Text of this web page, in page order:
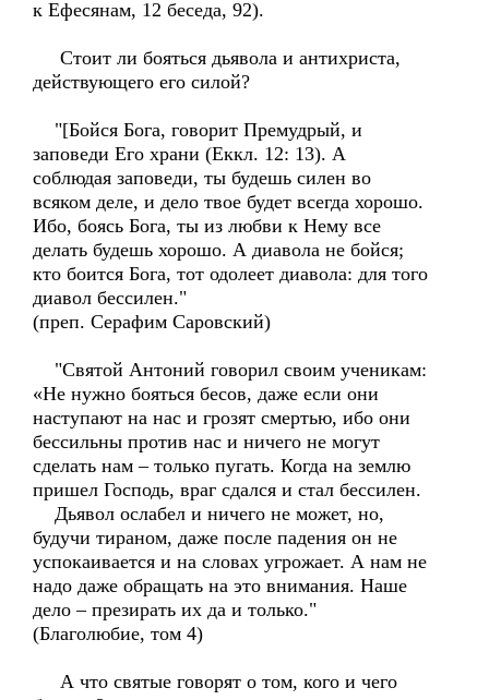
к Ефесянам, 12 беседа, 92).
Стоит ли бояться дьявола и антихриста,
действующего его силой?
"[Бойся Бога, говорит Премудрый, и
заповеди Его храни (Еккл. 12: 13). А
соблюдая заповеди, ты будешь силен во
всяком деле, и дело твое будет всегда хорошо.
Ибо, боясь Бога, ты из любви к Нему все
делать будешь хорошо. А диавола не бойся;
кто боится Бога, тот одолеет диавола: для того
диавол бессилен."
(преп. Серафим Саровский)
"Святой Антоний говорил своим ученикам:
«Не нужно бояться бесов, даже если они
наступают на нас и грозят смертью, ибо они
бессильны против нас и ничего не могут
сделать нам – только пугать. Когда на землю
пришел Господь, враг сдался и стал бессилен.
Дьявол ослабел и ничего не может, но,
будучи тираном, даже после падения он не
успокаивается и на словах угрожает. А нам не
надо даже обращать на это внимания. Наше
дело – презирать их да и только."
(Благолюбие, том 4)
А что святые говорят о том, кого и чего